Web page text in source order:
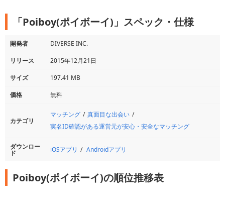
「Poiboy(ポイボーイ)」スペック・仕様
開発者
DIVERSE INC.
リリース
2015年12月21日
サイズ
197.41 MB
価格
無料
カテゴリ
マッチング
真面目な出会い
実名ID確認がある運営元が安心・安全なマッチング
ダウンロー
ド iOSアプリ Androidアプリ
Poiboy(ポイボーイ)の順位推移表